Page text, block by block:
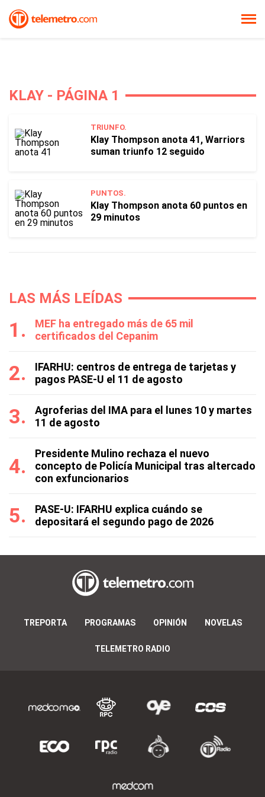
KLAY - PÁGINA 1
TRIUNFO.
Klay Thompson anota 41, Warriors
suman triunfo 12 seguido
PUNTOS.
Klay Thompson anota 60 puntos en
29 minutos
LAS MÁS LEÍDAS
MEF ha entregado más de 65 mil
certificados del Cepanim
IFARHU: centros de entrega de tarjetas y
pagos PASE-U el 11 de agosto
Agroferias del IMA para el lunes 10 y martes
11 de agosto
Presidente Mulino rechaza el nuevo
concepto de Policía Municipal tras altercado
con exfuncionarios
PASE-U: IFARHU explica cuándo se
depositará el segundo pago de 2026
TREPORTA PROGRAMAS OPINIÓN NOVELAS
TELEMETRO RADIO